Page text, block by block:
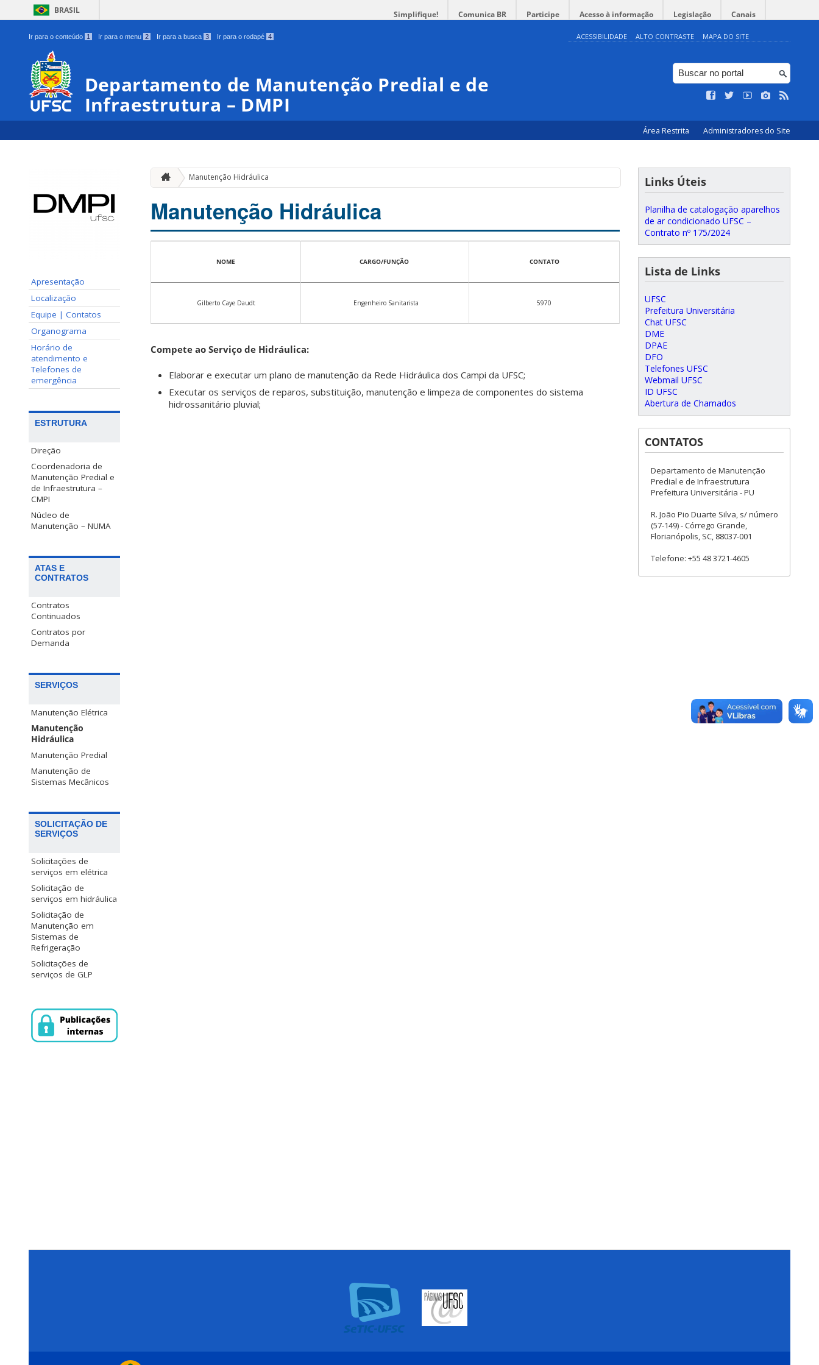
BRASIL Simplifique! Comunica BR Participe Acesso à informação Legislação Canais
Ir para o conteúdo 1 Ir para o menu 2 Ir para a busca 3 Ir para o rodapé 4 ACESSIBILIDADE ALTO CONTRASTE MAPA DO SITE
Departamento de Manutenção Predial e de
Infraestrutura – DMPI
Área Restrita Administradores do Site
Apresentação
Localização
Equipe | Contatos
Organograma
Horário de
atendimento e
Telefones de
emergência
ESTRUTURA
Direção
Coordenadoria de
Manutenção Predial e
de Infraestrutura –
CMPI
Núcleo de
Manutenção – NUMA
ATAS E
CONTRATOS
Contratos
Continuados
Contratos por
Demanda
SERVIÇOS
Manutenção Elétrica
Manutenção
Hidráulica
Manutenção Predial
Manutenção de
Sistemas Mecânicos
SOLICITAÇÃO DE
SERVIÇOS
Solicitações de
serviços em elétrica
Solicitação de
serviços em hidráulica
Solicitação de
Manutenção em
Sistemas de
Refrigeração
Solicitações de
serviços de GLP
Manutenção Hidráulica
Manutenção Hidráulica
NOME CARGO/FUNÇÃO CONTATO
Gilberto Caye Daudt Engenheiro Sanitarista 5970
Compete ao Serviço de Hidráulica:
Elaborar e executar um plano de manutenção da Rede Hidráulica dos Campi da UFSC;
Executar os serviços de reparos, substituição, manutenção e limpeza de componentes do sistema
hidrossanitário pluvial;
Links Úteis
Planilha de catalogação aparelhos
de ar condicionado UFSC –
Contrato nº 175/2024
Lista de Links
UFSC
Prefeitura Universitária
Chat UFSC
DME
DPAE
DFO
Telefones UFSC
Webmail UFSC
ID UFSC
Abertura de Chamados
CONTATOS
Departamento de Manutenção
Predial e de Infraestrutura
Prefeitura Universitária - PU
R. João Pio Duarte Silva, s/ número
(57-149) - Córrego Grande,
Florianópolis, SC, 88037-001
Telefone: +55 48 3721-4605